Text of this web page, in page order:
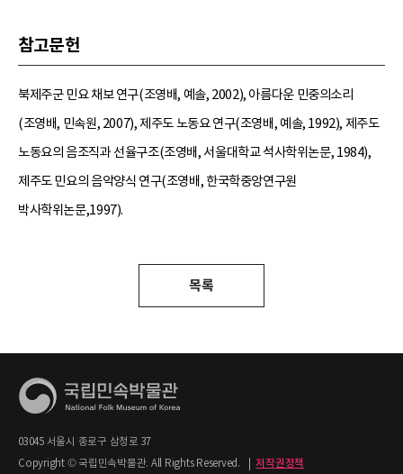
참고문헌
북제주군 민요 채보 연구(조영배, 예솔, 2002), 아름다운 민중의소리
(조영배, 민속원, 2007), 제주도 노동요 연구(조영배, 예솔, 1992), 제주도
노동요의 음조직과 선율구조(조영배, 서울대학교 석사학위논문, 1984),
제주도 민요의 음악양식 연구(조영배, 한국학중앙연구원
박사학위논문,1997).
목록
03045 서울시 종로구 삼청로 37
Copyright © 국립민속박물관. All Rights Reserved.
저작권정책